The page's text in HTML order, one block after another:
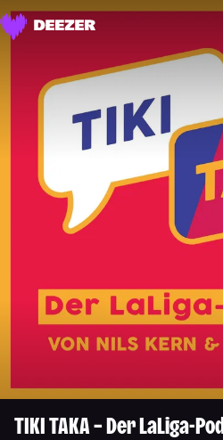
TIKI TAKA – Der LaLiga-